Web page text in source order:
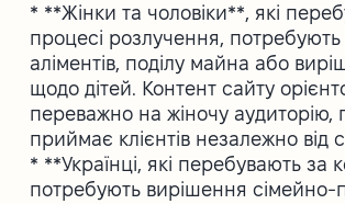
* **Жінки та чоловіки**, які
процесі розлучення, потребують
аліментів, поділу майна або
щодо дітей. Контент сайту
переважно на жіночу аудиторію,
приймає клієнтів незалежно від
* **Українці, які перебувають за
потребують вирішення сімейно-